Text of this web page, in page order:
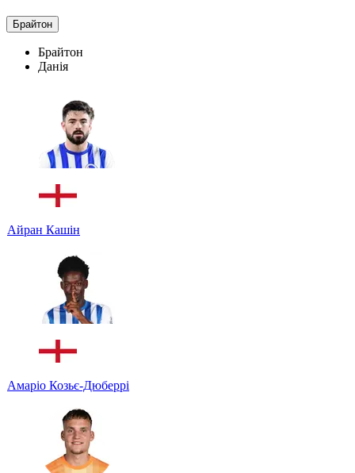
Брайтон
Брайтон
Данія
Айран Кашін
Амаріо Козьє-Дюберрі